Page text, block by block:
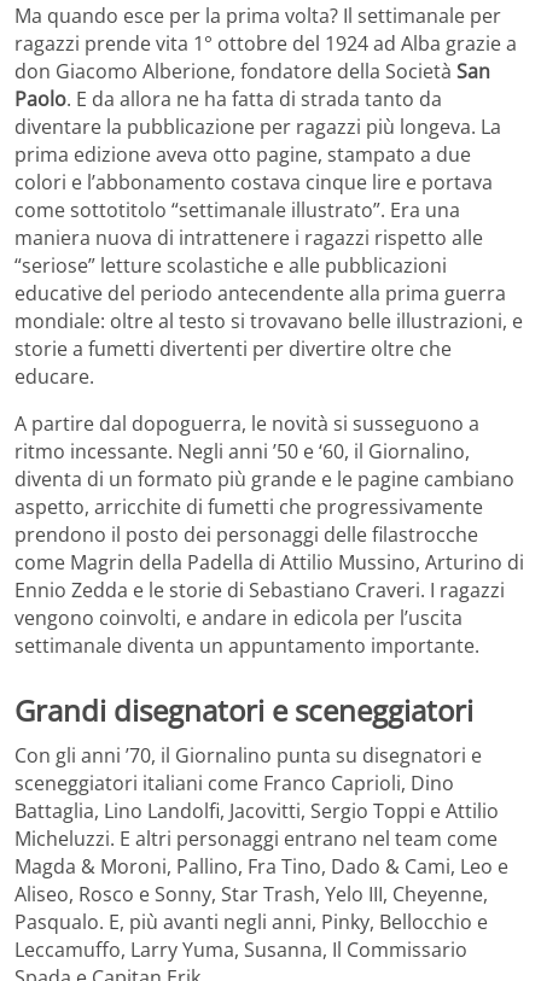
Ma quando esce per la prima volta? Il settimanale per
ragazzi prende vita 1° ottobre del 1924 ad Alba grazie a
don Giacomo Alberione, fondatore della Società San
Paolo. E da allora ne ha fatta di strada tanto da
diventare la pubblicazione per ragazzi più longeva. La
prima edizione aveva otto pagine, stampato a due
colori e l’abbonamento costava cinque lire e portava
come sottotitolo “settimanale illustrato”. Era una
maniera nuova di intrattenere i ragazzi rispetto alle
“seriose” letture scolastiche e alle pubblicazioni
educative del periodo antecendente alla prima guerra
mondiale: oltre al testo si trovavano belle illustrazioni, e
storie a fumetti divertenti per divertire oltre che
educare.
A partire dal dopoguerra, le novità si susseguono a
ritmo incessante. Negli anni ’50 e ‘60, il Giornalino,
diventa di un formato più grande e le pagine cambiano
aspetto, arricchite di fumetti che progressivamente
prendono il posto dei personaggi delle filastrocche
come Magrin della Padella di Attilio Mussino, Arturino di
Ennio Zedda e le storie di Sebastiano Craveri. I ragazzi
vengono coinvolti, e andare in edicola per l’uscita
settimanale diventa un appuntamento importante.
Grandi disegnatori e sceneggiatori
Con gli anni ’70, il Giornalino punta su disegnatori e
sceneggiatori italiani come Franco Caprioli, Dino
Battaglia, Lino Landolfi, Jacovitti, Sergio Toppi e Attilio
Micheluzzi. E altri personaggi entrano nel team come
Magda & Moroni, Pallino, Fra Tino, Dado & Cami, Leo e
Aliseo, Rosco e Sonny, Star Trash, Yelo III, Cheyenne,
Pasqualo. E, più avanti negli anni, Pinky, Bellocchio e
Leccamuffo, Larry Yuma, Susanna, Il Commissario